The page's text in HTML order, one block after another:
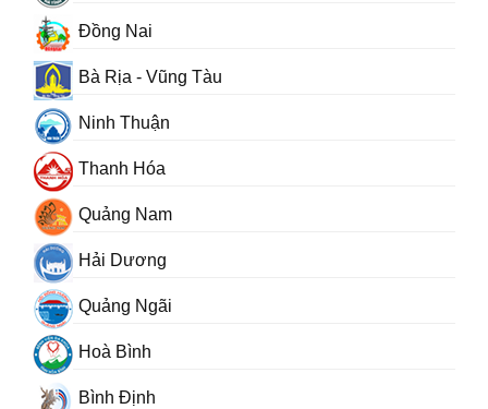
Đồng Nai
Bà Rịa - Vũng Tàu
Ninh Thuận
Thanh Hóa
Quảng Nam
Hải Dương
Quảng Ngãi
Hoà Bình
Bình Định